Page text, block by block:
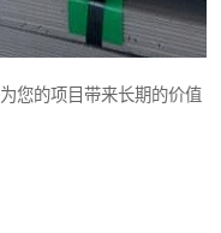
您的项目带来长期的价值